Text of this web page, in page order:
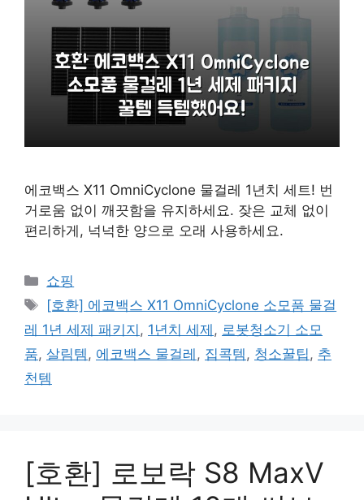
에코백스 X11 OmniCyclone 물걸레 1년치 세트! 번
거로움 없이 깨끗함을 유지하세요. 잦은 교체 없이
편리하게, 넉넉한 양으로 오래 사용하세요.
카
테
고
리
쇼핑
태
그
[호환] 에코백스 X11 OmniCyclone 소모품 물걸
레 1년 세제 패키지 , 1년치 세제 , 로봇청소기 소모
품, 살림템 , 에코백스 물걸레 , 집콕템 , 청소꿀팁 , 추
천템
[호환] 로보락 S8 MaxV